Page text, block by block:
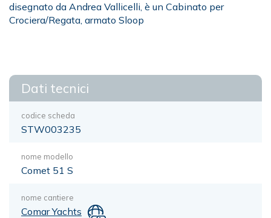
disegnato da Andrea Vallicelli, è un Cabinato per
Crociera/Regata, armato Sloop
Dati tecnici
codice scheda
STW003235
nome modello
Comet 51 S
nome cantiere
Comar Yachts